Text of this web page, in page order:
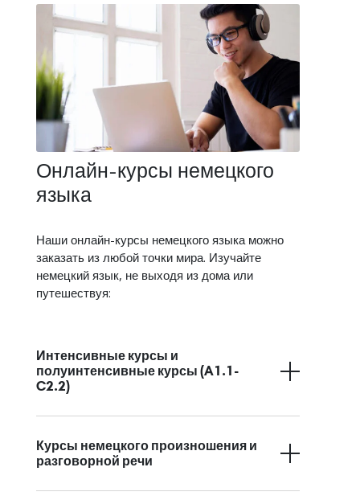
Онлайн-курсы немецкого
языка
Наши онлайн-курсы немецкого языка можно
заказать из любой точки мира. Изучайте
немецкий язык, не выходя из дома или
путешествуя:
Интенсивные курсы и
полуинтенсивные курсы (A1.1-
C2.2)
Курсы немецкого произношения и
разговорной речи